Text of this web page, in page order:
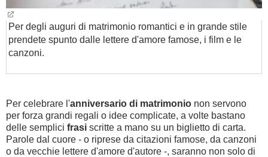
Per degli auguri di matrimonio romantici e in grande stile
prendete spunto dalle lettere d'amore famose, i film e le
canzoni.
Per celebrare l'anniversario di matrimonio non servono
per forza grandi regali o idee complicate, a volte bastano
delle semplici frasi scritte a mano su un biglietto di carta.
Parole dal cuore - o riprese da citazioni famose, da canzoni
o da vecchie lettere d'amore d'autore -, saranno non solo di